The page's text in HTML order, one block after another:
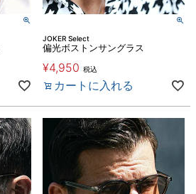
JOKER Select
偏光ボストンサングラス
¥4,950 税込
カートに入れる